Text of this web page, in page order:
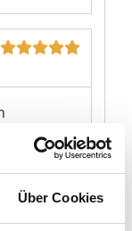
Über Cookies
Musik